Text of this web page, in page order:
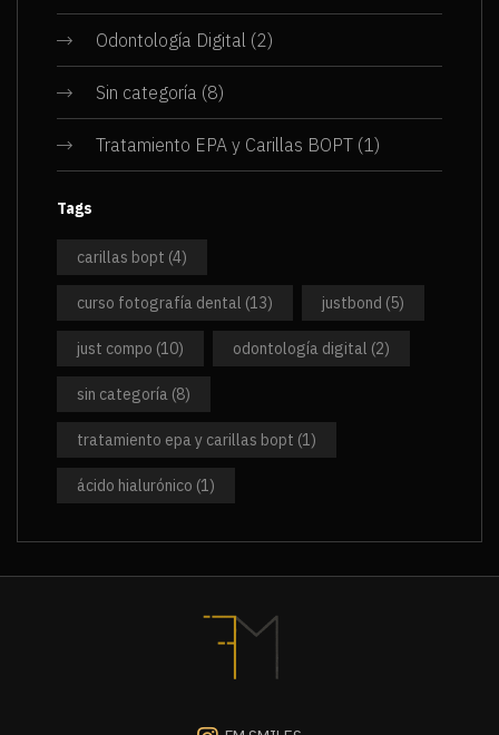
Odontología Digital (2)
Sin categoría (8)
Tratamiento EPA y Carillas BOPT (1)
Tags
carillas bopt (4)
curso fotografía dental (13) justbond (5)
just compo (10) odontología digital (2)
sin categoría (8)
tratamiento epa y carillas bopt (1)
ácido hialurónico (1)